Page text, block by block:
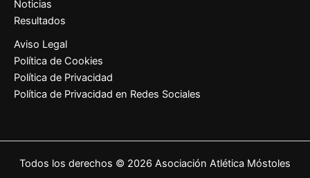
Noticias
Resultados
Aviso Legal
Política de Cookies
Política de Privacidad
Política de Privacidad en Redes Sociales
Todos los derechos © 2026 Asociación Atlética Móstoles